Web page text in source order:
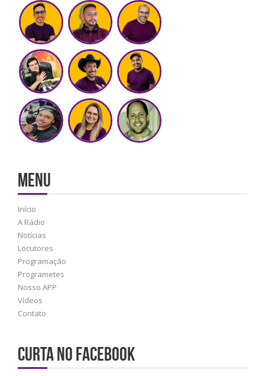
MENU
Início
A Rádio
Notícias
Locutores
Programação
Programetes
Nosso APP
Vídeos
Contato
Curta no Facebook